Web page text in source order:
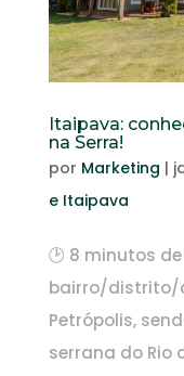
Itaipava:
na Serra!
por Marketing |
e Itaipava
🕑 8 minutos
bairro/distrito/
Petrópolis,
serrana do Rio